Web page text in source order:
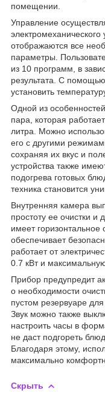
помещении.
Управление
отображаются все
параметры.
из 10 программ, в
результата. С
установить
Одной из
пара, которая
литра. Можно
его с другими
сохраняя их вкус и
устройства также
подогрева готовых
техника становится
Внутренняя камера
простоту ее очистки и
имеет горизонтальное
обеспечивает
работает от
0.7 кВт и
Прибор предупредит
о необходимости
пустом резервуаре
Звук можно также
настроить часы в
не даст подгореть
Благодаря этому,
максимально
Скрыть